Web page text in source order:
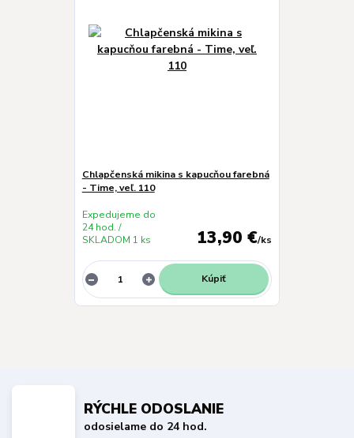
Chlapčenská mikina s kapucňou farebná
- Time, veľ. 110
13,90 €/ks
Expedujeme do
24 hod. /
SKLADOM 1 ks
Kúpiť
RÝCHLE ODOSLANIE
odosielame do 24 hod.